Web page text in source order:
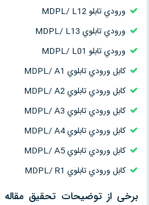
ورودي تابلو MDPL/ L12
ورودي تابلوي MDPL/ L13
ورودي تابلو MDPL/ L01
كابل ورودي تابلوي MDPL/ A1
كابل ورودي تابلوي MDPL/ A2
كابل ورودي تابلوي MDPL/ A3
كابل ورودي تابلوي MDPL/ A4
كابل ورودي تابلوي MDPL/ A5
كابل ورودي تابلوي MDPL/ R1
برخی از توضیحات تحقیق